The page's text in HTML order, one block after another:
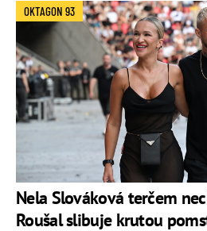
Nela Slováková terčem
Roušal slibuje krutou
OKTAGON 93